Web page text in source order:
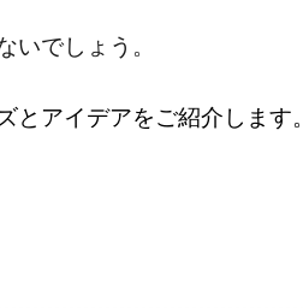
いでしょう。
とアイデアをご紹介します。